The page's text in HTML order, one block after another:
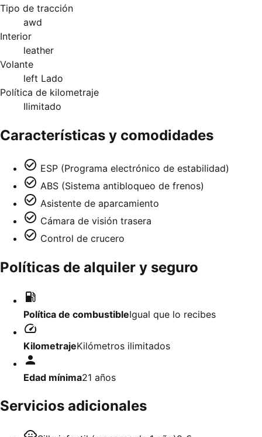
Tipo de tracción
awd
Interior
leather
Volante
left Lado
Política de kilometraje
Ilimitado
Características y comodidades
ESP (Programa electrónico de estabilidad)
ABS (Sistema antibloqueo de frenos)
Asistente de aparcamiento
Cámara de visión trasera
Control de crucero
Políticas de alquiler y seguro
Política de combustibleIgual que lo recibes
KilometrajeKilómetros ilimitados
Edad mínima21 años
Servicios adicionales